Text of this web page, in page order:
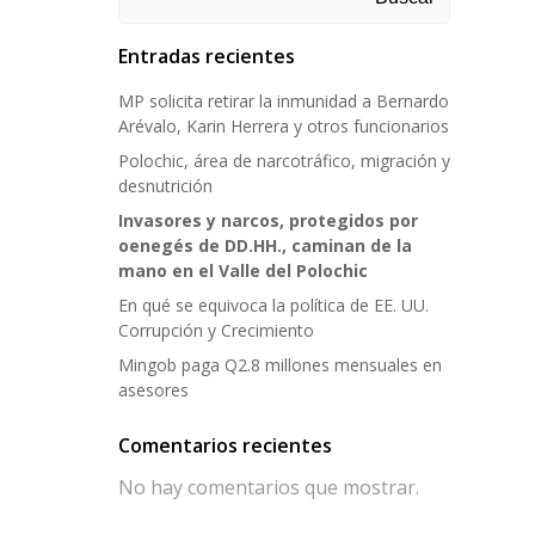
Entradas recientes
MP solicita retirar la inmunidad a Bernardo
Arévalo, Karin Herrera y otros funcionarios
Polochic, área de narcotráfico, migración y
desnutrición
Invasores y narcos, protegidos por
oenegés de DD.HH., caminan de la
mano en el Valle del Polochic
En qué se equivoca la política de EE. UU.
Corrupción y Crecimiento
Mingob paga Q2.8 millones mensuales en
asesores
Comentarios recientes
No hay comentarios que mostrar.